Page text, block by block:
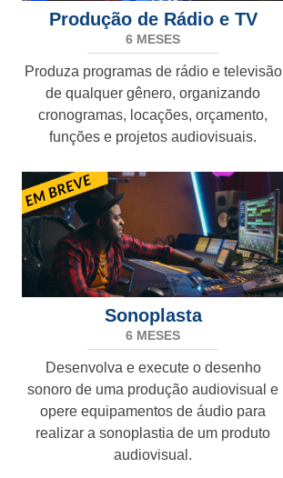
Produção de Rádio e TV
6 MESES
Produza programas de rádio e televisão
de qualquer gênero, organizando
cronogramas, locações, orçamento,
funções e projetos audiovisuais.
Sonoplasta
6 MESES
Desenvolva e execute o desenho
sonoro de uma produção audiovisual e
opere equipamentos de áudio para
realizar a sonoplastia de um produto
audiovisual.